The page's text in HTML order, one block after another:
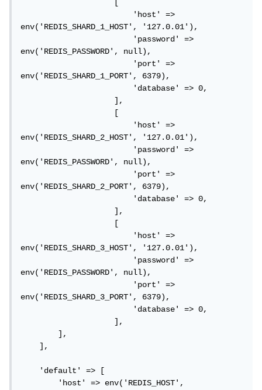
                        'host' =>
env('REDIS_SHARD_1_HOST', '127.0.01'),
                        'password' =>
env('REDIS_PASSWORD', null),
                        'port' =>
env('REDIS_SHARD_1_PORT', 6379),
                        'database' => 0,
                    ],
                        'host' =>
env('REDIS_SHARD_2_HOST', '127.0.01'),
                        'password' =>
env('REDIS_PASSWORD', null),
                        'port' =>
env('REDIS_SHARD_2_PORT', 6379),
                        'database' => 0,
                    ],
                        'host' =>
env('REDIS_SHARD_3_HOST', '127.0.01'),
                        'password' =>
env('REDIS_PASSWORD', null),
                        'port' =>
env('REDIS_SHARD_3_PORT', 6379),
                        'database' => 0,
                    ],
        ],
    ],
    'default' => [
        'host' => env('REDIS_HOST',